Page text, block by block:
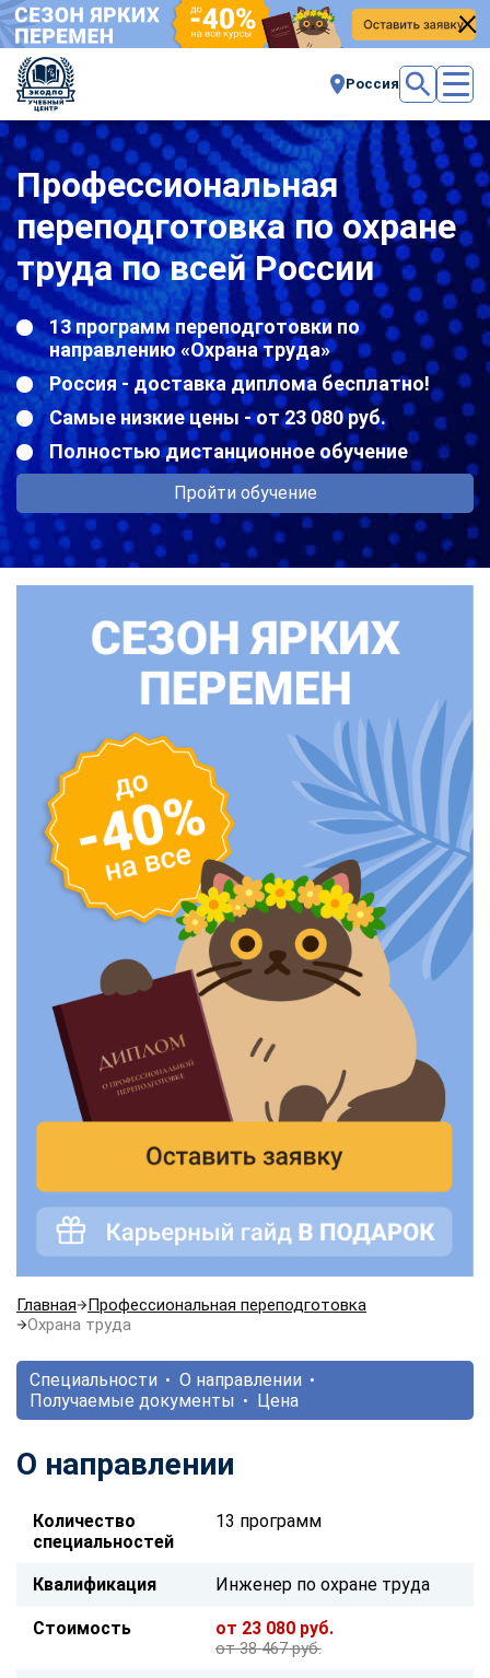
Россия
Профессиональная
переподготовка по охране
труда по всей России
13 программ переподготовки по
направлению «Охрана труда»
Россия - доставка диплома бесплатно!
Самые низкие цены - от 23 080 руб.
Полностью дистанционное обучение
Пройти обучение
Главная
Профессиональная переподготовка
Охрана труда
Специальности
О направлении
Получаемые документы
Цена
О направлении
Количество
специальностей
13 программ
Квалификация Инженер по охране труда
Стоимость от 23 080 руб.
от 38 467 руб.